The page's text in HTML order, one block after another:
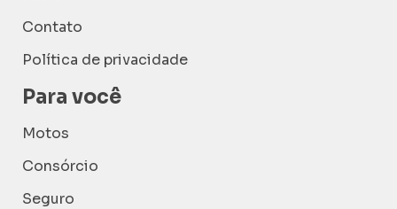
Contato
Política de privacidade
Para você
Motos
Consórcio
Seguro